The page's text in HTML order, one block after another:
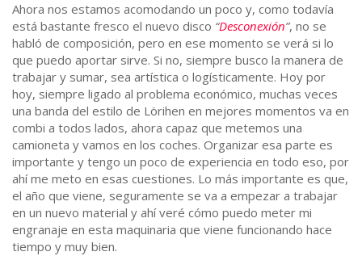
Ahora nos estamos acomodando un poco y, como todavía
está bastante fresco el nuevo disco “Desconexión”, no se
habló de composición, pero en ese momento se verá si lo
que puedo aportar sirve. Si no, siempre busco la manera de
trabajar y sumar, sea artística o logísticamente. Hoy por
hoy, siempre ligado al problema económico, muchas veces
una banda del estilo de Lörihen en mejores momentos va en
combi a todos lados, ahora capaz que metemos una
camioneta y vamos en los coches. Organizar esa parte es
importante y tengo un poco de experiencia en todo eso, por
ahí me meto en esas cuestiones. Lo más importante es que,
el año que viene, seguramente se va a empezar a trabajar
en un nuevo material y ahí veré cómo puedo meter mi
engranaje en esta maquinaria que viene funcionando hace
tiempo y muy bien.